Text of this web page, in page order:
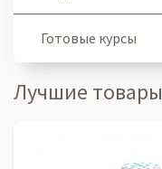
Готовые курсы
Лучшие товары